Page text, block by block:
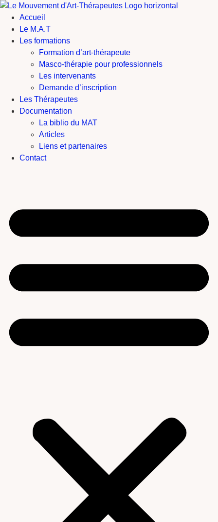
Aller
contenu
Accueil
Le M.A.T
Les formations
Formation d’art-thérapeute
Masco-thérapie pour professionnels
Les intervenants
Demande d’inscription
Les Thérapeutes
Documentation
La biblio du MAT
Articles
Liens et partenaires
Contact